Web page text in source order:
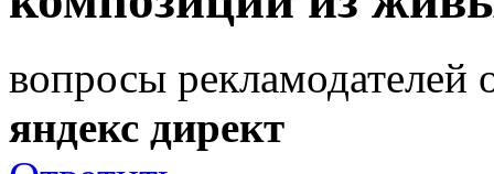
вопросы рекламодателей
яндекс директ